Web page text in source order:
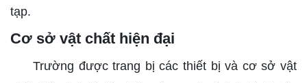
tạp.
Cơ sở vật chất hiện đại
Trường được trang bị các thiết bị và cơ sở vật